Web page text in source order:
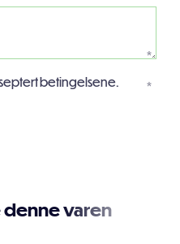
*
betingelsene. *
varen